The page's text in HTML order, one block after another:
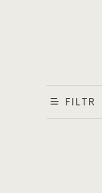
FILTR